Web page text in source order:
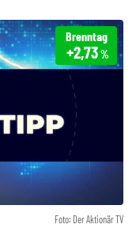
Foto: Der Aktionär TV
Brenntag
+2,73%